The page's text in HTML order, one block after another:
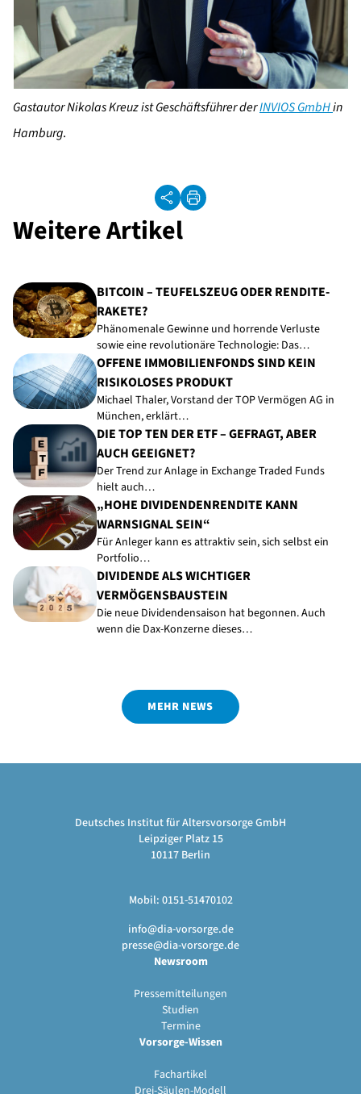
Gastautor Nikolas Kreuz ist Geschäftsführer derINVIOS GmbHin
Hamburg.
Weitere Artikel
BITCOIN – TEUFELSZEUG ODER RENDITE-
RAKETE?
Phänomenale Gewinne und horrende Verluste
sowie eine revolutionäre Technologie: Das…
OFFENE IMMOBILIENFONDS SIND KEIN
RISIKOLOSES PRODUKT
Michael Thaler, Vorstand der TOP Vermögen AG in
München, erklärt…
DIE TOP TEN DER ETF – GEFRAGT, ABER
AUCH GEEIGNET?
Der Trend zur Anlage in Exchange Traded Funds
hielt auch…
„HOHE DIVIDENDENRENDITE KANN
WARNSIGNAL SEIN“
Für Anleger kann es attraktiv sein, sich selbst ein
Portfolio…
DIVIDENDE ALS WICHTIGER
VERMÖGENSBAUSTEIN
Die neue Dividendensaison hat begonnen. Auch
wenn die Dax-Konzerne dieses…
MEHR NEWS
Deutsches Institut für Altersvorsorge GmbH
Leipziger Platz 15
10117 Berlin
Mobil: 0151-51470102
info@dia-vorsorge.de
presse@dia-vorsorge.de
Newsroom
Pressemitteilungen
Studien
Termine
Vorsorge-Wissen
Fachartikel
Drei-Säulen-Modell